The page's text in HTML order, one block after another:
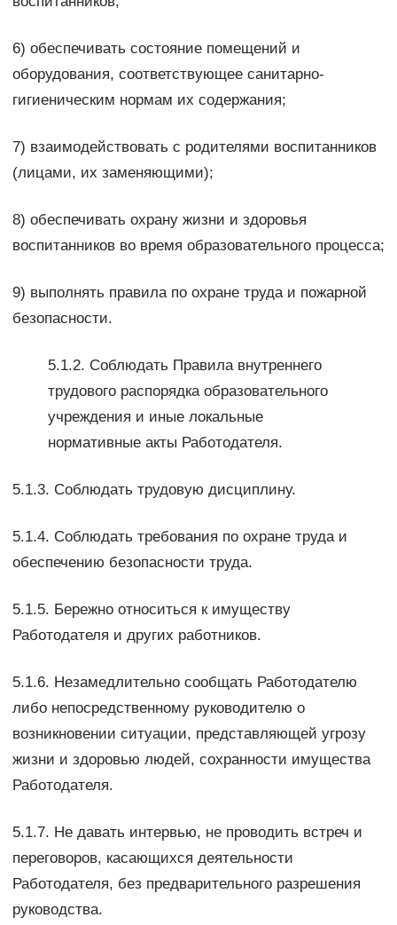
6) обеспечивать состояние помещений и
оборудования, соответствующее санитарно-
гигиеническим нормам их содержания;
7) взаимодействовать с родителями воспитанников
(лицами, их заменяющими);
8) обеспечивать охрану жизни и здоровья
воспитанников во время образовательного процесса;
9) выполнять правила по охране труда и пожарной
безопасности.
5.1.2. Соблюдать Правила внутреннего
трудового распорядка образовательного
учреждения и иные локальные
нормативные акты Работодателя.
5.1.3. Соблюдать трудовую дисциплину.
5.1.4. Соблюдать требования по охране труда и
обеспечению безопасности труда.
5.1.5. Бережно относиться к имуществу
Работодателя и других работников.
5.1.6. Незамедлительно сообщать Работодателю
либо непосредственному руководителю о
возникновении ситуации, представляющей угрозу
жизни и здоровью людей, сохранности имущества
Работодателя.
5.1.7. Не давать интервью, не проводить встреч и
переговоров, касающихся деятельности
Работодателя, без предварительного разрешения
руководства.